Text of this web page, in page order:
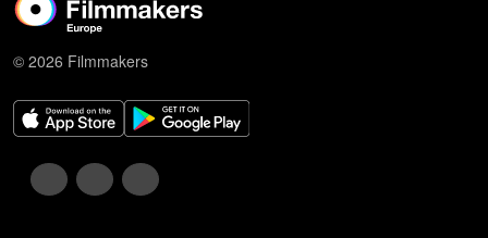
© 2026 Filmmakers